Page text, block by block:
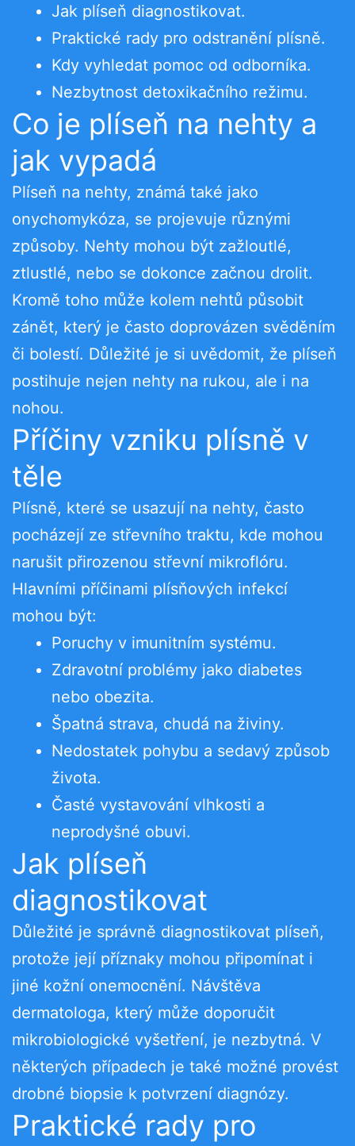
Jak plíseň diagnostikovat.
Praktické rady pro odstranění plísně.
Kdy vyhledat pomoc od odborníka.
Nezbytnost detoxikačního režimu.
Co je plíseň na nehty a
jak vypadá
Plíseň na nehty, známá také jako
onychomykóza, se projevuje různými
způsoby. Nehty mohou být zažloutlé,
ztlustlé, nebo se dokonce začnou drolit.
Kromě toho může kolem nehtů působit
zánět, který je často doprovázen svěděním
či bolestí. Důležité je si uvědomit, že plíseň
postihuje nejen nehty na rukou, ale i na
nohou.
Příčiny vzniku plísně v
těle
Plísně, které se usazují na nehty, často
pocházejí ze střevního traktu, kde mohou
narušit přirozenou střevní mikroflóru.
Hlavními příčinami plísňových infekcí
mohou být:
Poruchy v imunitním systému.
Zdravotní problémy jako diabetes
nebo obezita.
Špatná strava, chudá na živiny.
Nedostatek pohybu a sedavý způsob
života.
Časté vystavování vlhkosti a
neprodyšné obuvi.
Jak plíseň
diagnostikovat
Důležité je správně diagnostikovat plíseň,
protože její příznaky mohou připomínat i
jiné kožní onemocnění. Návštěva
dermatologa, který může doporučit
mikrobiologické vyšetření, je nezbytná. V
některých případech je také možné provést
drobné biopsie k potvrzení diagnózy.
Praktické rady pro